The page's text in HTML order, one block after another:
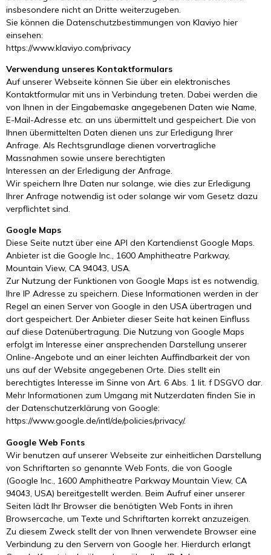
insbesondere nicht an Dritte weiterzugeben.
Sie können die Datenschutzbestimmungen von Klaviyo hier
einsehen:
https://www.klaviyo.com/privacy
Verwendung unseres Kontaktformulars
Auf unserer Webseite können Sie über ein elektronisches
Kontaktformular mit uns in Verbindung treten. Dabei werden die
von Ihnen in der Eingabemaske angegebenen Daten wie Name,
E-Mail-Adresse etc. an uns übermittelt und gespeichert. Die von
Ihnen übermittelten Daten dienen uns zur Erledigung Ihrer
Anfrage. Als Rechtsgrundlage dienen vorvertragliche
Massnahmen sowie unsere berechtigten
Interessen an der Erledigung der Anfrage.
Wir speichern Ihre Daten nur solange, wie dies zur Erledigung
Ihrer Anfrage notwendig ist oder solange wir vom Gesetz dazu
verpflichtet sind.
Google Maps
Diese Seite nutzt über eine API den Kartendienst Google Maps.
Anbieter ist die Google Inc., 1600 Amphitheatre Parkway,
Mountain View, CA 94043, USA.
Zur Nutzung der Funktionen von Google Maps ist es notwendig,
Ihre IP Adresse zu speichern. Diese Informationen werden in der
Regel an einen Server von Google in den USA übertragen und
dort gespeichert. Der Anbieter dieser Seite hat keinen Einfluss
auf diese Datenübertragung. Die Nutzung von Google Maps
erfolgt im Interesse einer ansprechenden Darstellung unserer
Online-Angebote und an einer leichten Auffindbarkeit der von
uns auf der Website angegebenen Orte. Dies stellt ein
berechtigtes Interesse im Sinne von Art. 6 Abs. 1 lit. f DSGVO dar.
Mehr Informationen zum Umgang mit Nutzerdaten finden Sie in
der Datenschutzerklärung von Google:
https://www.google.de/intl/de/policies/privacy/.
Google Web Fonts
Wir benutzen auf unserer Webseite zur einheitlichen Darstellung
von Schriftarten so genannte Web Fonts, die von Google
(Google Inc., 1600 Amphitheatre Parkway Mountain View, CA
94043, USA) bereitgestellt werden. Beim Aufruf einer unserer
Seiten lädt Ihr Browser die benötigten Web Fonts in ihren
Browsercache, um Texte und Schriftarten korrekt anzuzeigen.
Zu diesem Zweck stellt der von Ihnen verwendete Browser eine
Verbindung zu den Servern von Google her. Hierdurch erlangt